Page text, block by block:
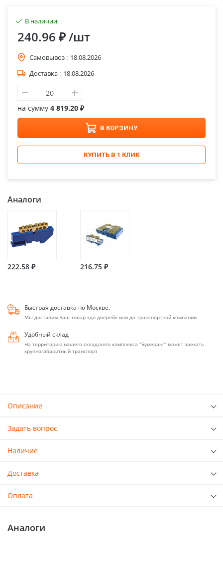
В наличии
240.96 ₽/шт
Самовывоз : 18.08.2026
Доставка : 18.08.2026
на сумму 4 819.20 ₽
В КОРЗИНУ
КУПИТЬ В 1 КЛИК
Аналоги
222.58 ₽ 216.75 ₽
Быстрая доставка по Москве.
Мы доставим Ваш товар «до дверей» или до транспортной компании
Удобный склад
На территорию нашего складского комплекса "Бумеранг" может заехать
крупногабаритный транспорт
Описание
Задать вопрос
Наличие
Доставка
Оплата
Аналоги